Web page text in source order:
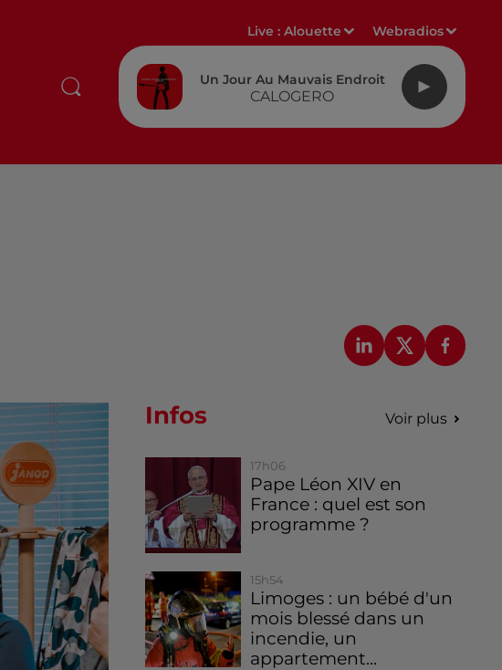
Live :Alouette Webradios
Un Jour Au Mauvais Endroit
CALOGERO
Infos Voir plus
17h06
Pape Léon XIV en
France : quel est son
programme ?
15h54
Limoges : un bébé d'un
mois blessé dans un
incendie, un
appartement...